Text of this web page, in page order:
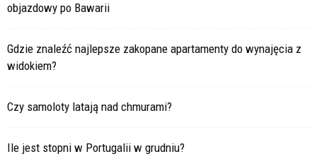
objazdowy po Bawarii
Gdzie znaleźć najlepsze zakopane apartamenty do wynajęcia z
widokiem?
Czy samoloty latają nad chmurami?
Ile jest stopni w Portugalii w grudniu?